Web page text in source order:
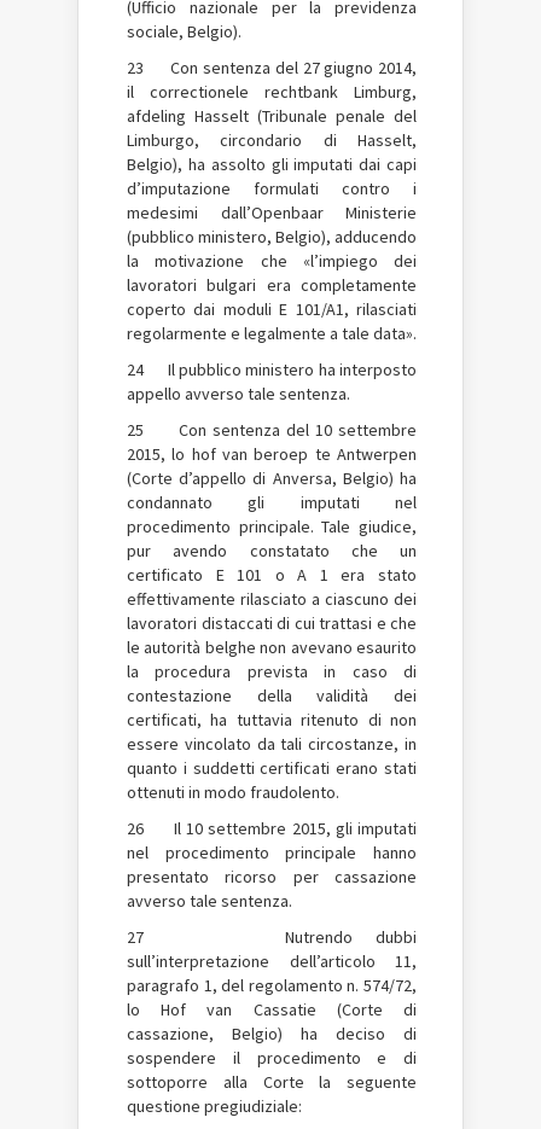
(Ufficio nazionale per la previdenza
sociale, Belgio).
23 Con sentenza del 27 giugno 2014,
il correctionele rechtbank Limburg,
afdeling Hasselt (Tribunale penale del
Limburgo, circondario di Hasselt,
Belgio), ha assolto gli imputati dai capi
d’imputazione formulati contro i
medesimi dall’Openbaar Ministerie
(pubblico ministero, Belgio), adducendo
la motivazione che «l’impiego dei
lavoratori bulgari era completamente
coperto dai moduli E 101/A1, rilasciati
regolarmente e legalmente a tale data».
24 Il pubblico ministero ha interposto
appello avverso tale sentenza.
25 Con sentenza del 10 settembre
2015, lo hof van beroep te Antwerpen
(Corte d’appello di Anversa, Belgio) ha
condannato gli imputati nel
procedimento principale. Tale giudice,
pur avendo constatato che un
certificato E 101 o A 1 era stato
effettivamente rilasciato a ciascuno dei
lavoratori distaccati di cui trattasi e che
le autorità belghe non avevano esaurito
la procedura prevista in caso di
contestazione della validità dei
certificati, ha tuttavia ritenuto di non
essere vincolato da tali circostanze, in
quanto i suddetti certificati erano stati
ottenuti in modo fraudolento.
26 Il 10 settembre 2015, gli imputati
nel procedimento principale hanno
presentato ricorso per cassazione
avverso tale sentenza.
27 Nutrendo dubbi
sull’interpretazione dell’articolo 11,
paragrafo 1, del regolamento n. 574/72,
lo Hof van Cassatie (Corte di
cassazione, Belgio) ha deciso di
sospendere il procedimento e di
sottoporre alla Corte la seguente
questione pregiudiziale: